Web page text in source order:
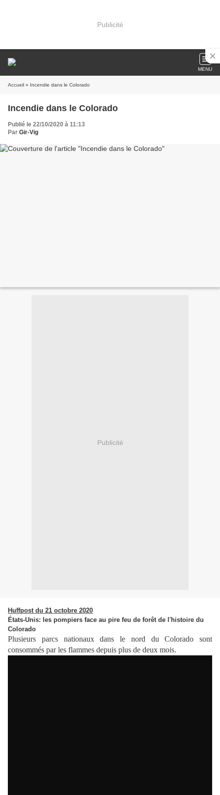
Publicité
MENU
Accueil » Incendie dans le Colorado
Incendie dans le Colorado
Publié le 22/10/2020 à 11:13
Par Gir-Vig
Publicité
Huffpost du 21 octobre 2020
États-Unis: les pompiers face au pire feu de forêt de l'histoire du
Colorado
Plusieurs parcs nationaux dans le nord du Colorado sont
consommés par les flammes depuis plus de deux mois.